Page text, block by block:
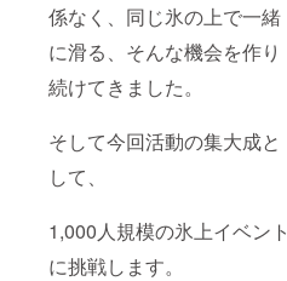
係なく、同じ氷の上で一緒
に滑る、そんな機会を作り
続けてきました。
そして今回活動の集大成と
して、
1,000人規模の氷上イベント
に挑戦します。